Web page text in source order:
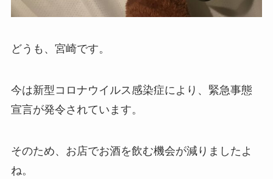
どうも、宮崎です。
今は新型コロナウイルス感染症により、緊急事態
宣言が発令されています。
そのため、お店でお酒を飲む機会が減りましたよ
ね。